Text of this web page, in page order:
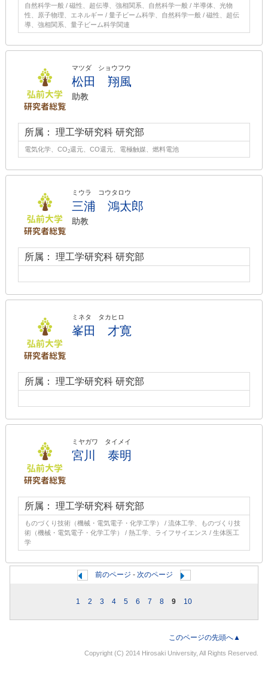
自然科学一般 / 磁性、超伝導、強相関系、自然科学一般 / 半導体、光物
性、原子物理、エネルギー / 量子ビーム科学、自然科学一般 / 磁性、超伝
導、強相関系、量子ビーム科学関連
マツダ ショウフウ
松田 翔風
助教
所属： 理工学研究科 研究部
電気化学、CO2還元、CO還元、電極触媒、燃料電池
ミウラ コウタロウ
三浦 鴻太郎
助教
所属： 理工学研究科 研究部
ミネタ タカヒロ
峯田 才寛
所属： 理工学研究科 研究部
ミヤガワ タイメイ
宮川 泰明
所属： 理工学研究科 研究部
ものづくり技術（機械・電気電子・化学工学） / 流体工学、ものづくり技
術（機械・電気電子・化学工学） / 熱工学、ライフサイエンス / 生体医工
学
前のページ - 次のページ
1 2 3 4 5 6 7 8 9 10
このページの先頭へ▲
Copyright (C) 2014 Hirosaki University, All Rights Reserved.